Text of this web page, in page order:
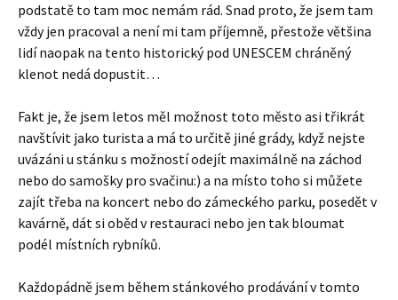
podstatě to tam moc nemám rád. Snad proto, že jsem tam
vždy jen pracoval a není mi tam příjemně, přestože většina
lidí naopak na tento historický pod UNESCEM chráněný
klenot nedá dopustit…
Fakt je, že jsem letos měl možnost toto město asi třikrát
navštívit jako turista a má to určitě jiné grády, když nejste
uvázáni u stánku s možností odejít maximálně na záchod
nebo do samošky pro svačinu:) a na místo toho si můžete
zajít třeba na koncert nebo do zámeckého parku, posedět v
kavárně, dát si oběd v restauraci nebo jen tak bloumat
podél místních rybníků.
Každopádně jsem během stánkového prodávání v tomto